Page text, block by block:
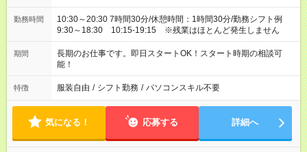
勤務時間
10:30～20:30 7時間30分/休憩時間：1時間30分/勤務シフト例
9:30～18:30 10:15-19:15 ※残業はほとんど発生しません
期間
長期のお仕事です。即日スタートOK！スタート時期の相談可
能！
特徴 服装自由 / シフト勤務 / パソコンスキル不要
気になる！ 応募する 詳細へ